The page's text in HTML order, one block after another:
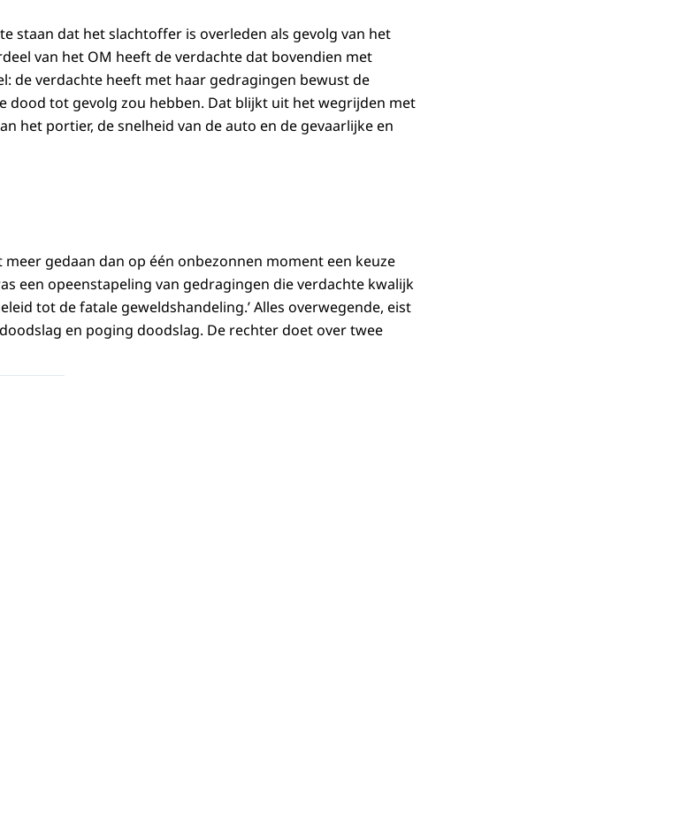
staan dat het slachtoffer is overleden als gevolg van het
van het OM heeft de verdachte dat bovendien met
de verdachte heeft met haar gedragingen bewust de
dood tot gevolg zou hebben. Dat blijkt uit het wegrijden met
het portier, de snelheid van de auto en de gevaarlijke en
gedaan dan op één onbezonnen moment een keuze
een opeenstapeling van gedragingen die verdachte kwalijk
tot de fatale geweldshandeling.’ Alles overwegende, eist
en poging doodslag. De rechter doet over twee